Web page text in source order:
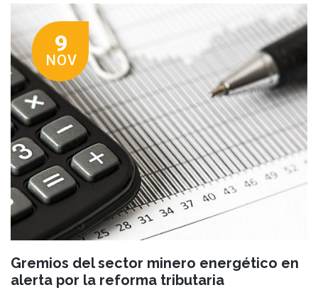
9
NOV
Gremios del sector minero energético en
alerta por la reforma tributaria